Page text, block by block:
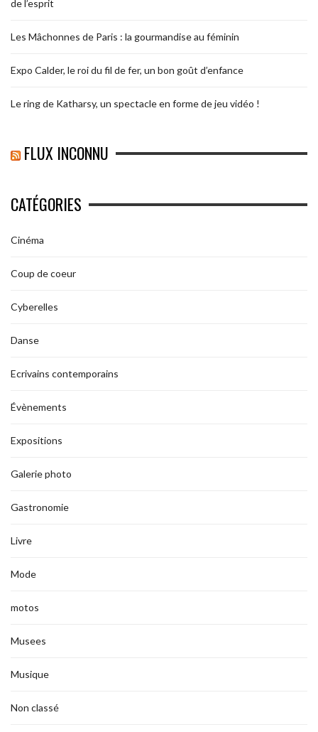
de l’esprit
Les Mâchonnes de Paris : la gourmandise au féminin
Expo Calder, le roi du fil de fer, un bon goût d’enfance
Le ring de Katharsy, un spectacle en forme de jeu vidéo !
FLUX INCONNU
CATÉGORIES
Cinéma
Coup de coeur
Cyberelles
Danse
Ecrivains contemporains
Évènements
Expositions
Galerie photo
Gastronomie
Livre
Mode
motos
Musees
Musique
Non classé